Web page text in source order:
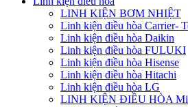
LINH KIỆN BƠM NHIỆT
Linh kiện điều hòa Carrier-
Linh kiện điều hòa Daikin
Linh kiện điều hòa FULUKI
Linh kiện điều hòa Hisense
Linh kiện điều hòa Hitachi
Linh kiện điều hòa LG
LINH KIỆN ĐIỀU HÒA